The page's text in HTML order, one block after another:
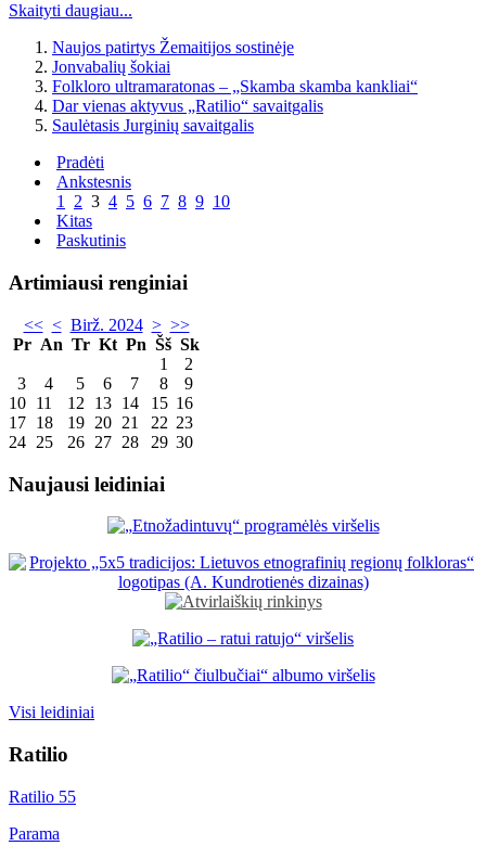
Skaityti daugiau...
Naujos patirtys Žemaitijos sostinėje
Jonvabalių šokiai
Folkloro ultramaratonas – „Skamba skamba kankliai“
Dar vienas aktyvus „Ratilio“ savaitgalis
Saulėtasis Jurginių savaitgalis
Pradėti
Ankstesnis
1 2 3 4 5 6 7 8 9 10
Kitas
Paskutinis
Artimiausi renginiai
<< < Birž. 2024 > >>
Pr An Tr Kt Pn Šš Sk
1
2
3
4 5 6 7 8
9
10 11 12 13 14 15 16
17 18 19 20 21 22 23
24 25 26 27 28 29 30
Naujausi leidiniai
Visi leidiniai
Ratilio
Ratilio 55
Parama